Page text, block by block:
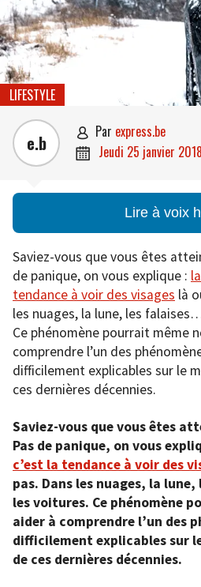
LIFESTYLE
e.b  par express.be
 jeudi 25 janvier 2018
Lire à voix
Saviez-vous que vous êtes
de panique, on vous explique :
tendance à voir des visages là
les nuages, la lune, les
Ce phénomène pourrait même
comprendre l’un des
difficilement explicables sur le
ces dernières décennies.
Saviez-vous que vous êtes
Pas de panique, on vous
c’est la tendance à voir des
pas. Dans les nuages, la
les voitures. Ce phénomène
aider à comprendre l’un des
difficilement explicables sur
de ces dernières décennies.